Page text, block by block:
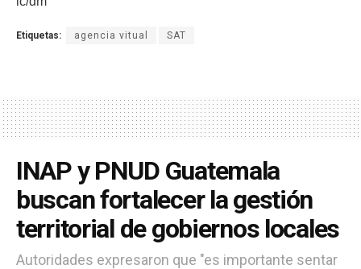
Etiquetas: agencia vitual SAT
INAP y PNUD Guatemala
buscan fortalecer la gestión
territorial de gobiernos locales
Autoridades expresaron que "es importante sentar